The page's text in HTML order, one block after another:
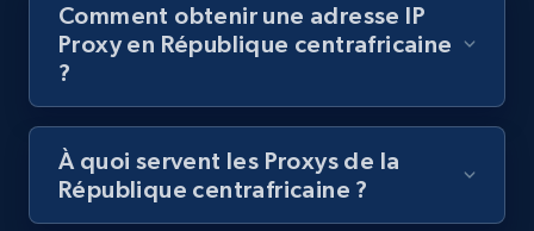
Comment obtenir une adresse IP
Proxy en République centrafricaine
?
À quoi servent les Proxys de la
République centrafricaine ?